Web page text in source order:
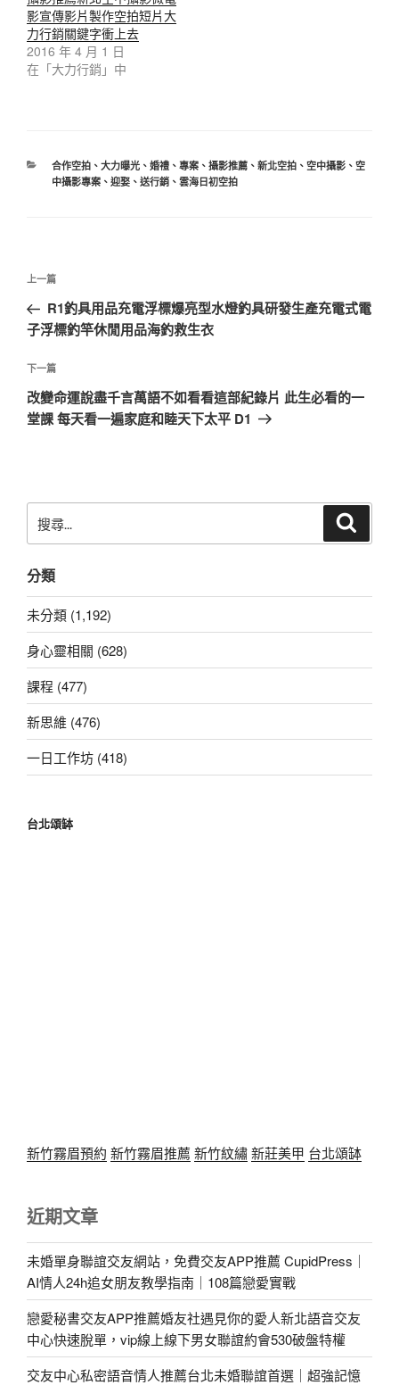
影宣傳影片製作空拍短片大
力行銷關鍵字衝上去
2016 年 4 月 1 日
在「大力行銷」中
分
類
合作空拍、 大力曝光、 婚禮、 專案、 攝影推薦、 新北空拍、 空中攝影、 空
中攝影專案、 迎娶、 送行銷、 雲海日初空拍
文
導
覽
上
一
篇
章
上一篇
R1釣具用品充電浮標爆亮型水燈釣具研發生產充電式電
子浮標釣竿休閒用品海釣救生衣
下
一
篇
下一篇
改變命運說盡千言萬語不如看看這部紀錄片 此生必看的一
堂課 每天看一遍家庭和睦天下太平 D1
尋
鍵
字:
分類
未分類 (1,192)
身心靈相關 (628)
課程 (477)
新思維 (476)
一日工作坊 (418)
台北頌缽
新竹霧眉預約 新竹霧眉推薦 新竹紋繡新莊美甲 台北頌缽
近期文章
未婚單身聯誼交友網站，免費交友APP推薦 CupidPress｜
AI情人24h追女朋友教學指南｜108篇戀愛實戰
戀愛秘書交友APP推薦婚友社遇見你的愛人新北語音交友
中心快速脫單，vip線上線下男女聯誼約會530破盤特權
交友中心私密語音情人推薦台北未婚聯誼首選｜超強記憶